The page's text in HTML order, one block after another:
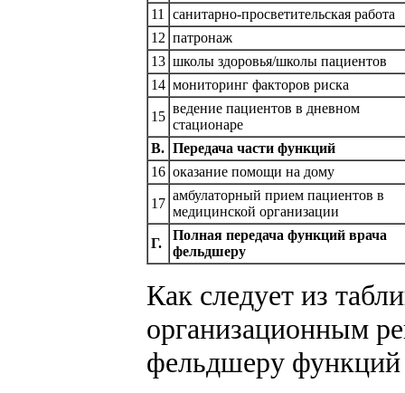
11
санитарно-просветительская работа
12 патронаж
13 школы здоровья/школы пациентов
14 мониторинг факторов риска
15
ведение пациентов в дневном
стационаре
В. Передача части функций
16 оказание помощи на дому
17
амбулаторный прием пациентов в
медицинской организации
Г.
Полная передача функций врача
фельдшеру
Как следует из
организационным
фельдшеру функций